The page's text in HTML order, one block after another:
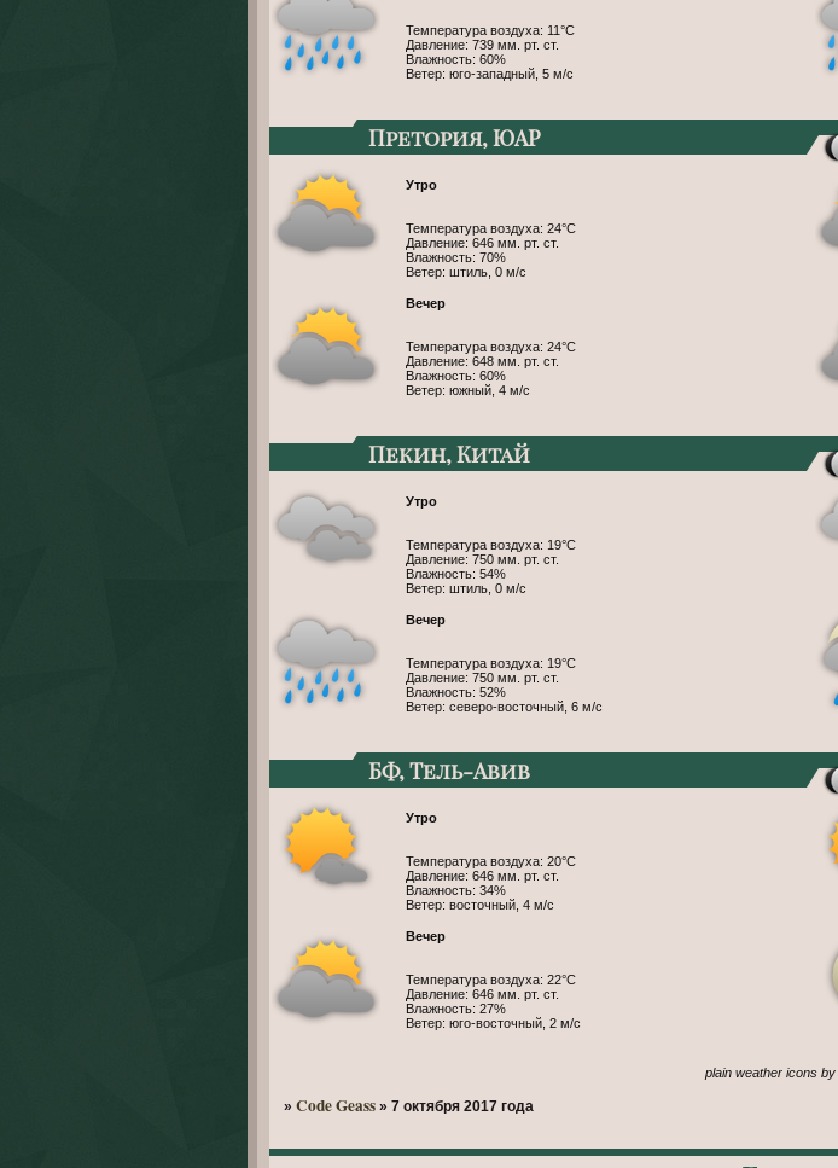
Температура воздуха: 11°С
Давление: 739 мм. рт. ст.
Влажность: 60%
Ветер: юго-западный, 5 м/с
Претория, ЮАР
Утро
Температура воздуха: 24°С
Давление: 646 мм. рт. ст.
Влажность: 70%
Ветер: штиль, 0 м/с
Вечер
Температура воздуха: 24°С
Давление: 648 мм. рт. ст.
Влажность: 60%
Ветер: южный, 4 м/с
Пекин, Китай
Утро
Температура воздуха: 19°С
Давление: 750 мм. рт. ст.
Влажность: 54%
Ветер: штиль, 0 м/с
Вечер
Температура воздуха: 19°С
Давление: 750 мм. рт. ст.
Влажность: 52%
Ветер: северо-восточный, 6 м/с
БФ, Тель-Авив
Утро
Температура воздуха: 20°С
Давление: 646 мм. рт. ст.
Влажность: 34%
Ветер: восточный, 4 м/с
Вечер
Температура воздуха: 22°С
Давление: 646 мм. рт. ст.
Влажность: 27%
Ветер: юго-восточный, 2 м/с
plain weather icons by
»Code Geass »7 октября 2017 года